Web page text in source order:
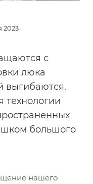
2023
с
люка
выгибаются.
технологии
большого
нашего